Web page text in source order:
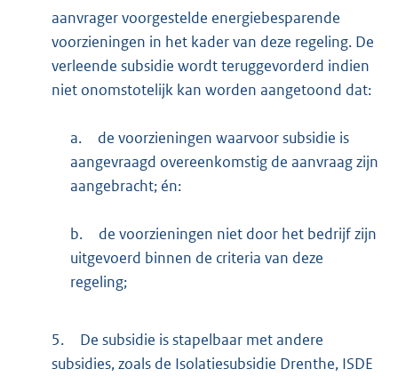
aanvrager voorgestelde energiebesparende
voorzieningen in het kader van deze regeling. De
verleende subsidie wordt teruggevorderd indien
niet onomstotelijk kan worden aangetoond dat:
a.
de voorzieningen waarvoor subsidie is
aangevraagd overeenkomstig de aanvraag zijn
aangebracht; én:
b.
de voorzieningen niet door het bedrijf zijn
uitgevoerd binnen de criteria van deze
regeling;
5.
De subsidie is stapelbaar met andere
subsidies, zoals de Isolatiesubsidie Drenthe, ISDE